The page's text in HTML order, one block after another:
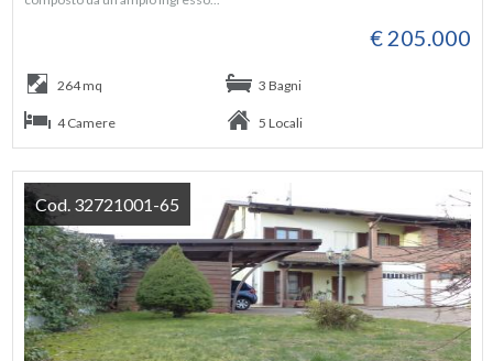
€ 205.000
264 mq 3 Bagni
4 Camere 5 Locali
Cod. 32721001-65